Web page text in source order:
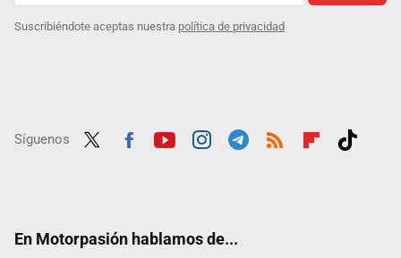
Suscribiéndote aceptas nuestra política de privacidad
Síguenos
En Motorpasión hablamos de...